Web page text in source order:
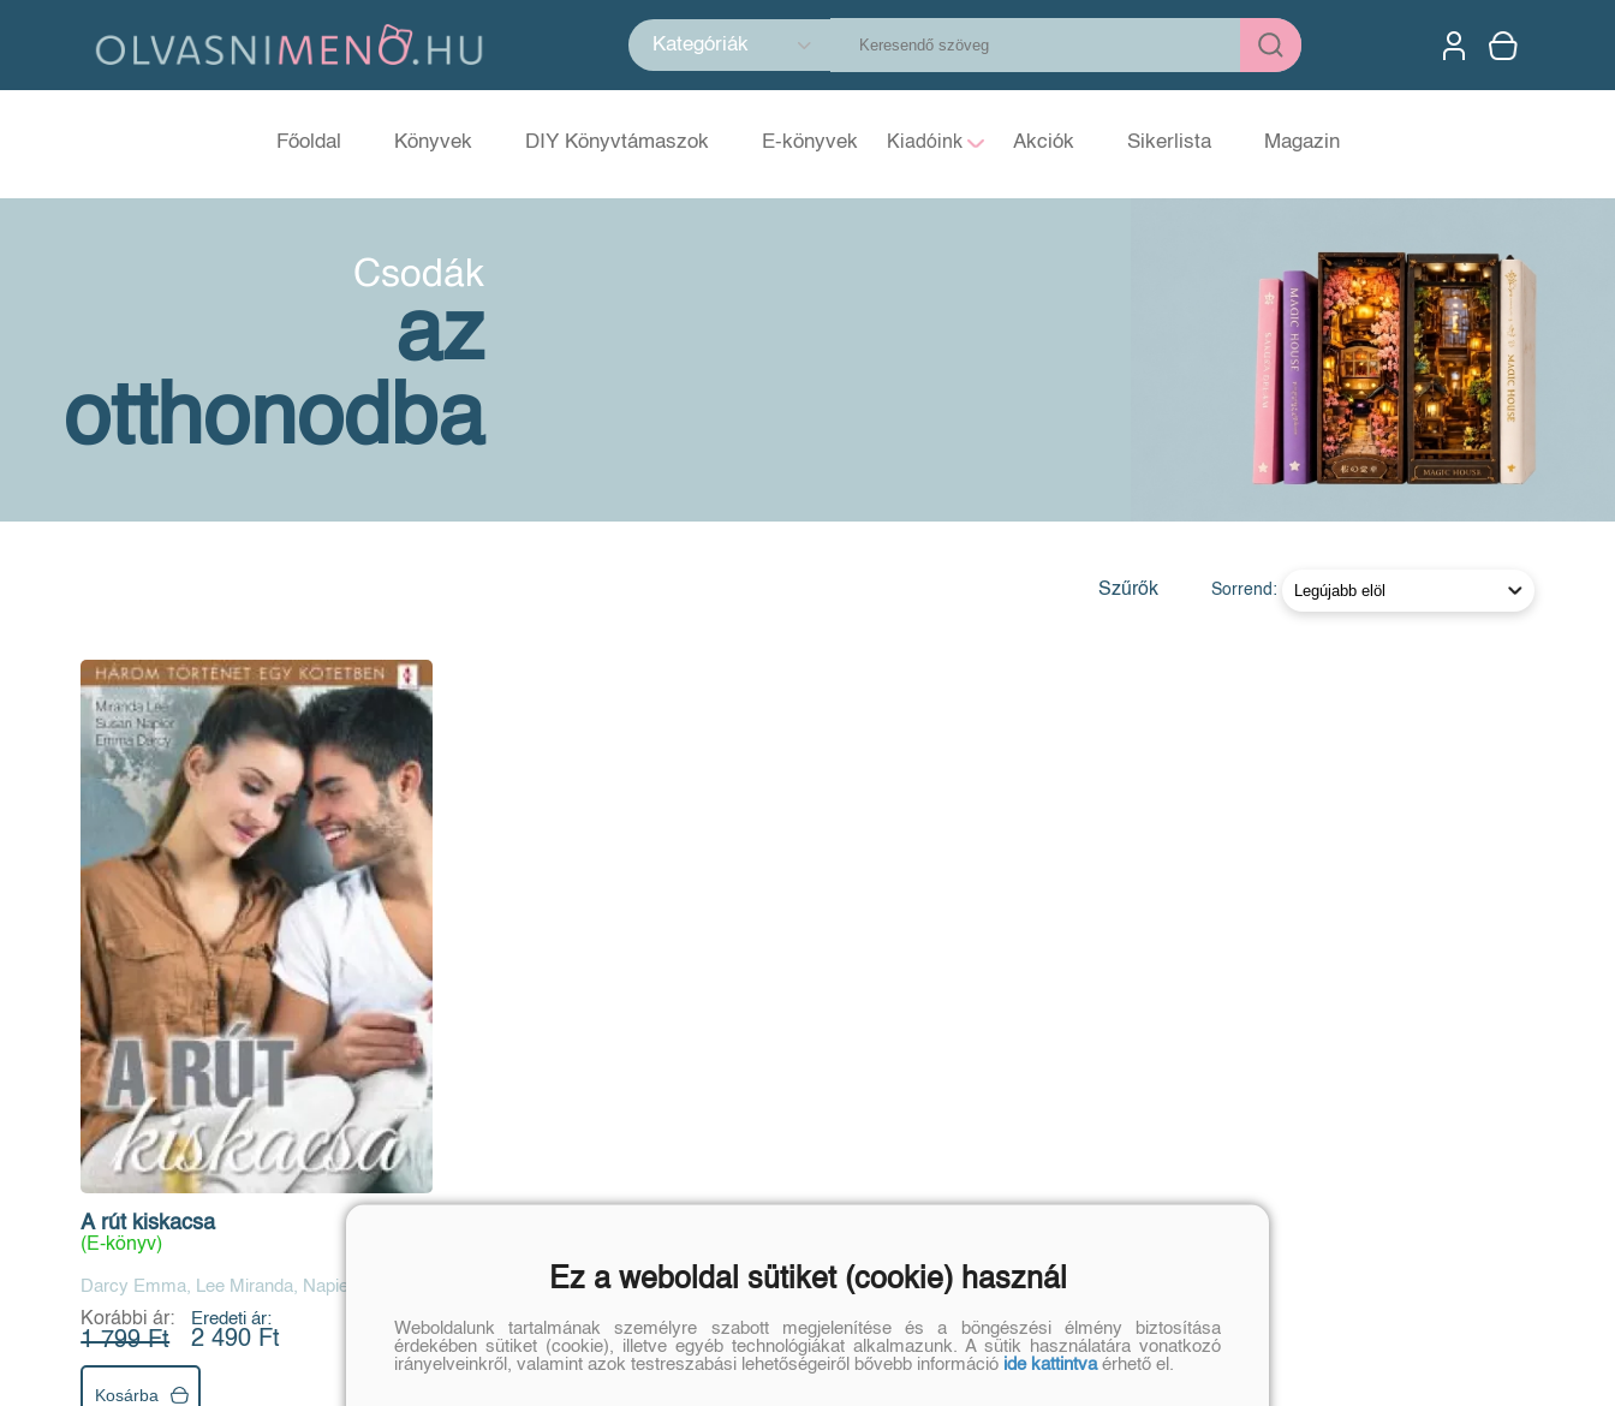
Kategóriák
Főoldal Könyvek DIY Könyvtámaszok E-könyvek Kiadóink Akciók Sikerlista Magazin
Csodák
az
otthonodba
Szűrők Sorrend:
A rút kiskacsa
(E-könyv)
Darcy Emma, Lee Miranda, Napier Susan
Korábbi ár:
1 799 Ft
Eredeti ár:
2 490 Ft
Kosárba
Ez a weboldal sütiket (cookie) használ
Weboldalunk tartalmának személyre szabott megjelenítése és a böngészési élmény biztosítása
érdekében sütiket (cookie), illetve egyéb technológiákat alkalmazunk. A sütik használatára vonatkozó
irányelveinkről, valamint azok testreszabási lehetőségeiről bővebb információ ide kattintvaérhető el.